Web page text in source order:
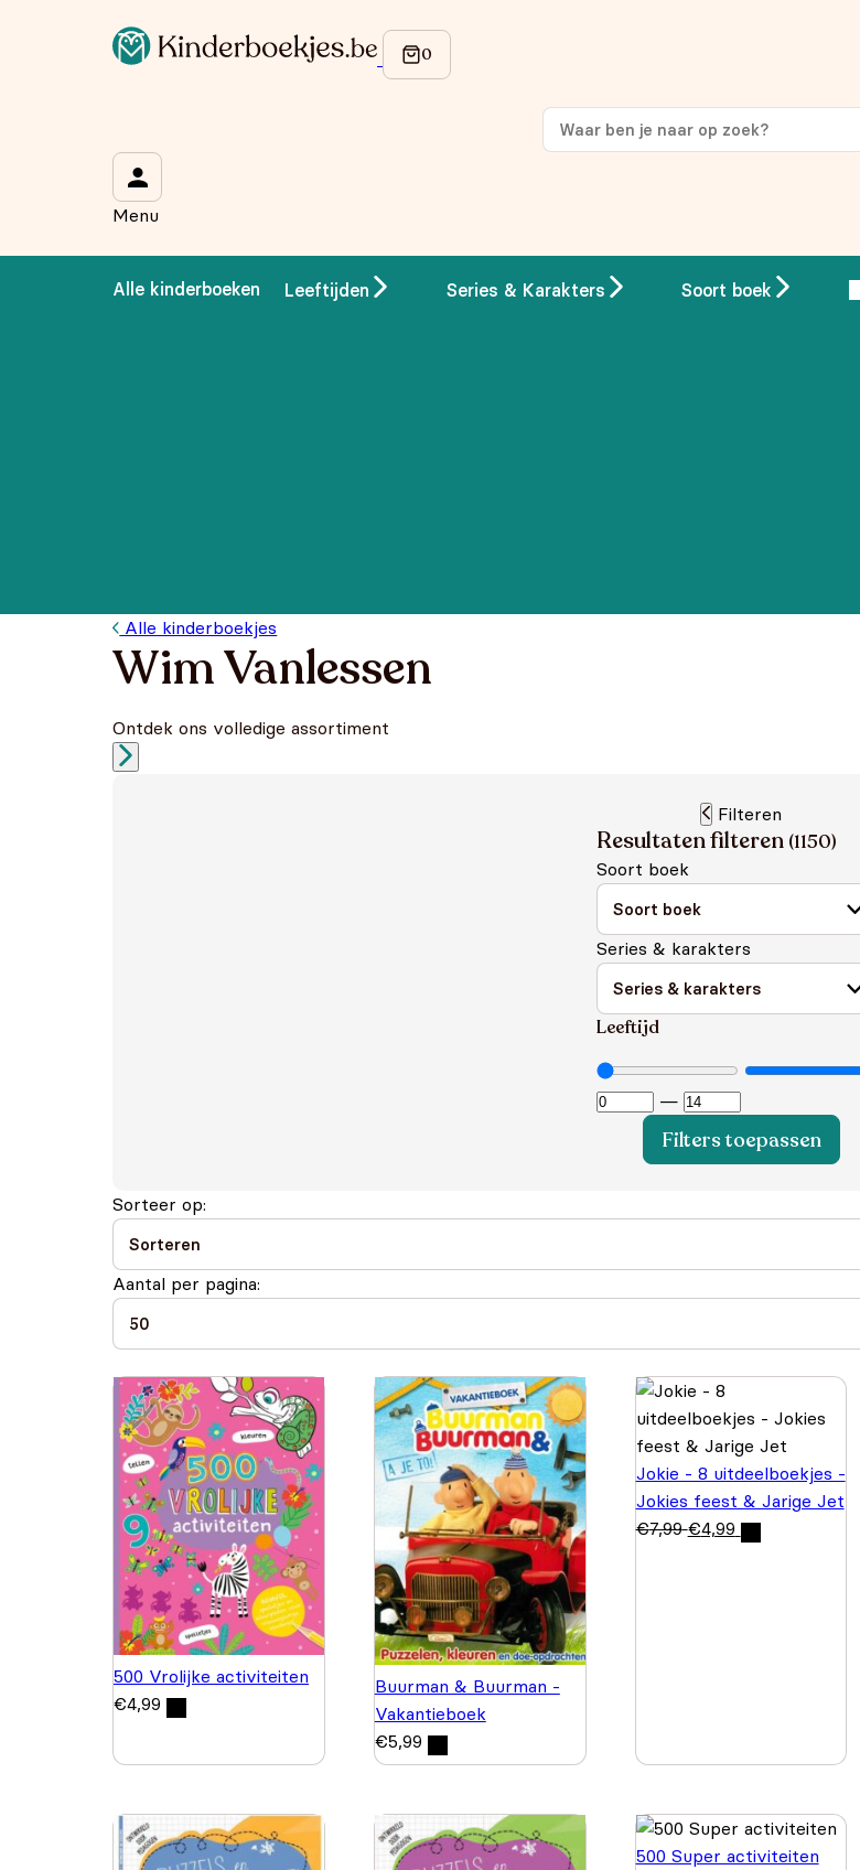
Menu
Alle kinderboeken Leeftijden Series & Karakters Soort boek
Alle kinderboekjes
Wim Vanlessen
Ontdek ons volledige assortiment
Filteren
Resultaten filteren (1150)
Soort boek
Series & karakters
Leeftijd
—
Filters toepassen
Sorteer op:
Aantal per pagina:
500 Vrolijke activiteiten
€4,99
Buurman & Buurman -
Vakantieboek
€5,99
Jokie - 8 uitdeelboekjes -
Jokies feest & Jarige Jet
€7,99 €4,99
500 Super activiteiten